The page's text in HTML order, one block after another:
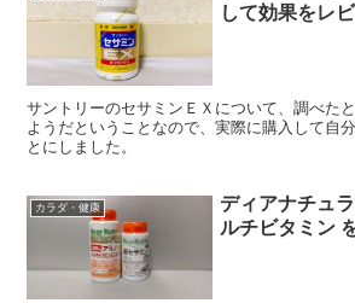
して効果をレ
サントリーのセサミンＥＸについて、調べた
ようだということなので、実際に購入して自
とにしました。
カラダ・健康
ディアナチュ
ルチビタミン